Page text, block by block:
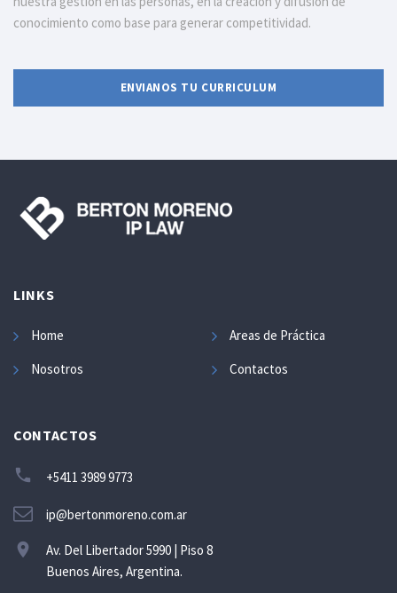
conocimiento como base para generar competitividad.
ENVIANOS TU CURRICULUM
LINKS
Home
Nosotros
Areas de Práctica
Contactos
CONTACTOS
+5411 3989 9773
ip@bertonmoreno.com.ar
Av. Del Libertador 5990 | Piso 8
Buenos Aires, Argentina.